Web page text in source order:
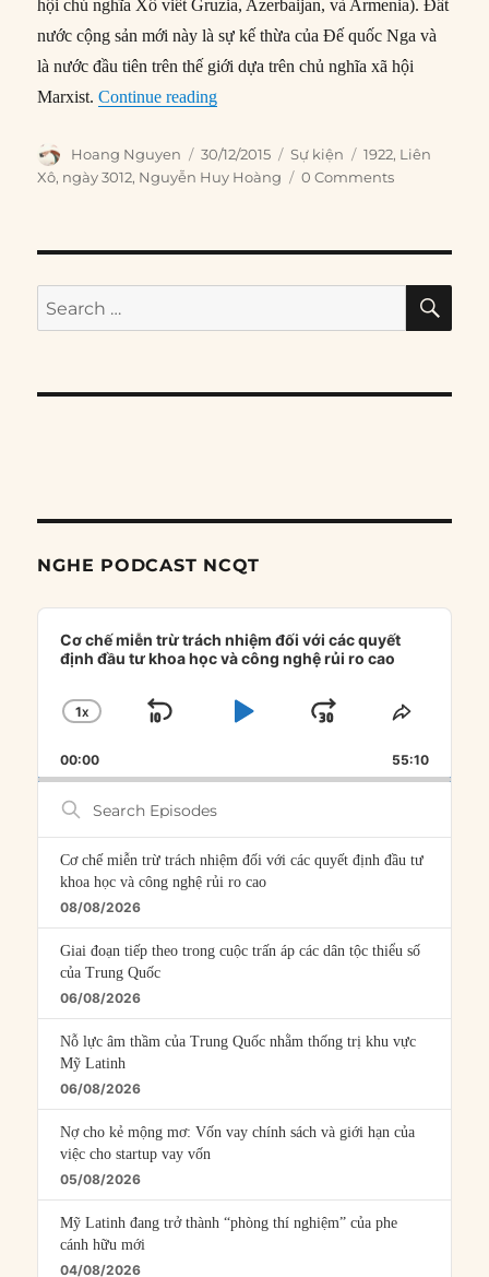
hội chủ nghĩa Xô viết Gruzia, Azerbaijan, và Armenia). Đất
nước cộng sản mới này là sự kế thừa của Đế quốc Nga và
là nước đầu tiên trên thế giới dựa trên chủ nghĩa xã hội
Marxist.Continue reading“30/12/1922: Liên Xô được thành lập”
Author
Hoang Nguyen
Posted
on
30/12/2015 Categories
Sự kiện Tags
1922, Liên
Xô, ngày 3012, Nguyễn Huy Hoàng 0 Comments
Search
for:
NGHE PODCAST NCQT
Audio
Player
Cơ chế miễn trừ trách nhiệm đối với các quyết
định đầu tư khoa học và công nghệ rủi ro cao
CHANGE
RATE
1X
SKIP
PLAYJUMP
FORWARD
SHARE
00:00 55:10
Search
Episodes
Cơ chế miễn trừ trách nhiệm đối với các quyết định đầu tư
khoa học và công nghệ rủi ro cao
08/08/2026
Giai đoạn tiếp theo trong cuộc trấn áp các dân tộc thiểu số
của Trung Quốc
06/08/2026
Nỗ lực âm thầm của Trung Quốc nhằm thống trị khu vực
Mỹ Latinh
06/08/2026
Nợ cho kẻ mộng mơ: Vốn vay chính sách và giới hạn của
việc cho startup vay vốn
05/08/2026
Mỹ Latinh đang trở thành “phòng thí nghiệm” của phe
cánh hữu mới
04/08/2026